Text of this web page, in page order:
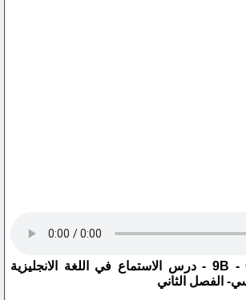
9B - CD 2 - Track 08 - درس الاستماع في اللغة الانجليزية
الفصل الثاني